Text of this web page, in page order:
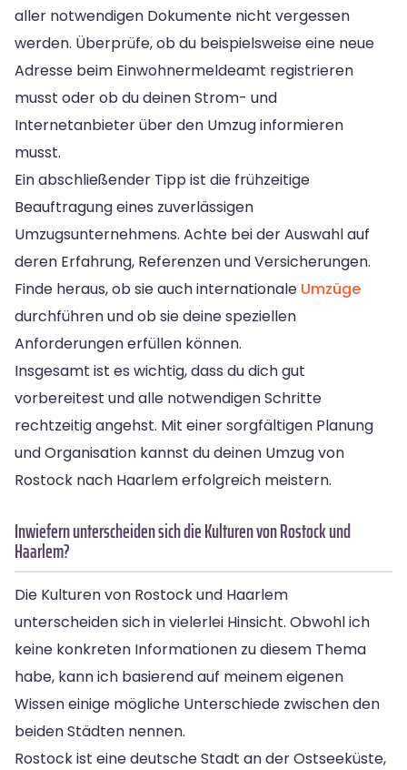
aller notwendigen Dokumente nicht vergessen
werden. Überprüfe, ob du beispielsweise eine neue
Adresse beim Einwohnermeldeamt registrieren
musst oder ob du deinen Strom- und
Internetanbieter über den Umzug informieren
musst.
Ein abschließender Tipp ist die frühzeitige
Beauftragung eines zuverlässigen
Umzugsunternehmens. Achte bei der Auswahl auf
deren Erfahrung, Referenzen und Versicherungen.
Finde heraus, ob sie auch internationale Umzüge
durchführen und ob sie deine speziellen
Anforderungen erfüllen können.
Insgesamt ist es wichtig, dass du dich gut
vorbereitest und alle notwendigen Schritte
rechtzeitig angehst. Mit einer sorgfältigen Planung
und Organisation kannst du deinen Umzug von
Rostock nach Haarlem erfolgreich meistern.
Inwiefern unterscheiden sich die Kulturen von Rostock und
Haarlem?
Die Kulturen von Rostock und Haarlem
unterscheiden sich in vielerlei Hinsicht. Obwohl ich
keine konkreten Informationen zu diesem Thema
habe, kann ich basierend auf meinem eigenen
Wissen einige mögliche Unterschiede zwischen den
beiden Städten nennen.
Rostock ist eine deutsche Stadt an der Ostseeküste,